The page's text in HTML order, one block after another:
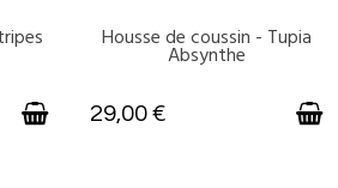
DISPONIBLE
Housse de coussin - Tupia
Absynthe
29,00 €